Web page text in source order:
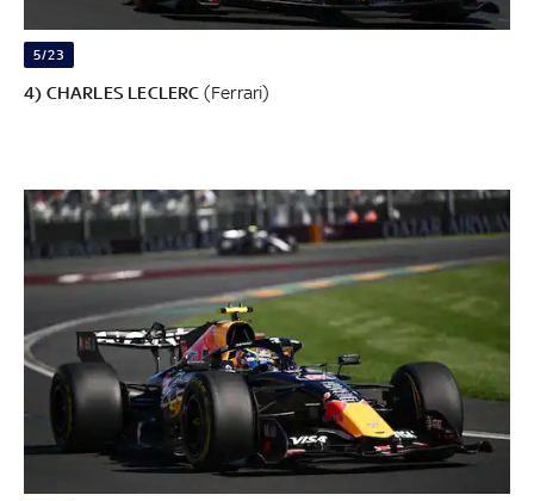
5/23
4) CHARLES LECLERC (Ferrari)